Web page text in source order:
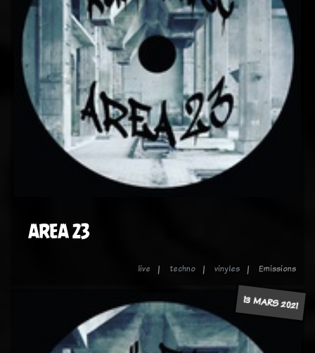
AREA 23
live techno vinyles Emissions
13 MARS 2021